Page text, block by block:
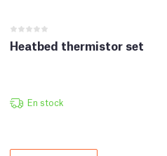
Heatbed thermistor set
En stock